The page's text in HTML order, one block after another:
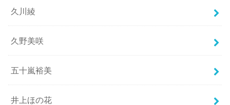
久川綾
久野美咲
五十嵐裕美
井上ほの花